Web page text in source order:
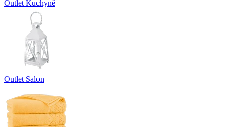
Outlet Kuchyně
Outlet Salon